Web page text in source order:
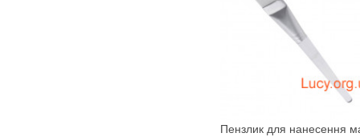
Пензлик для нанесення